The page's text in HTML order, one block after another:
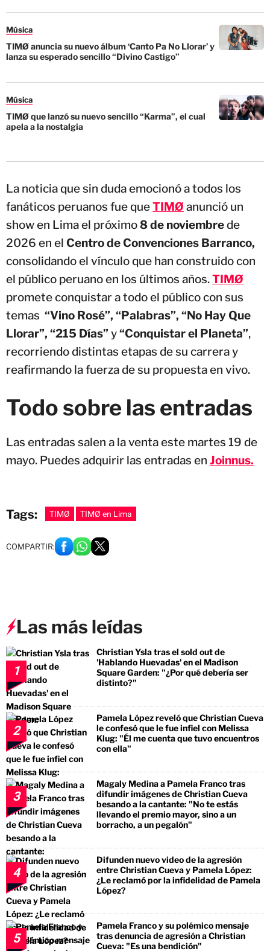
Música
TIMØ anuncia su nuevo álbum ‘Canto Pa No Llorar’ y
lanza su esperado sencillo “Divino Castigo”
Música
TIMØ que lanzó su nuevo sencillo “Karma”, el cual
apela a la nostalgia
La noticia que sin duda emocionó a todos los
fanáticos peruanos fue queTIMØanunció un
show en Lima el próximo8 de noviembrede
2026 en el Centro de Convenciones Barranco,
consolidando el vínculo que han construido con
el público peruano en los últimos años.TIMØ
promete conquistar a todo el público con sus
temas “Vino Rosé”, “Palabras”, “No Hay Que
Llorar”, “215 Días” y“Conquistar el Planeta”,
recorriendo distintas etapas de su carrera y
reafirmando la fuerza de su propuesta en vivo.
Todo sobre las entradas
Las entradas salen a la venta este martes 19 de
mayo. Puedes adquirir las entradas en Joinnus.
Tags: TIMØ TIMØ en Lima
COMPARTIR:
Las más leídas
1
Christian Ysla tras el sold out de
'Hablando Huevadas' en el Madison
Square Garden: "¿Por qué debería ser
distinto?"
2
Pamela López reveló que Christian Cueva
le confesó que le fue infiel con Melissa
Klug: "Él me cuenta que tuvo encuentros
con ella"
3
Magaly Medina a Pamela Franco tras
difundir imágenes de Christian Cueva
besando a la cantante: "No te estás
llevando el premio mayor, sino a un
borracho, a un pegalón"
4
Difunden nuevo video de la agresión
entre Christian Cueva y Pamela López:
¿Le reclamó por la infidelidad de Pamela
López?
5
Pamela Franco y su polémico mensaje
tras denuncia de agresión a Christian
Cueva: "Es una bendición"